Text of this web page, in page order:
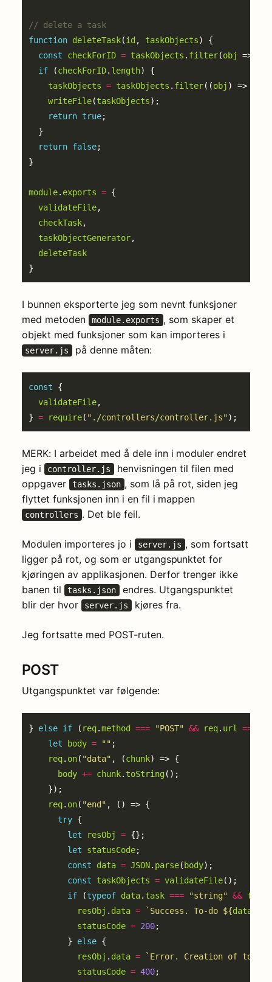
function deleteTask(id, taskObjects
const
checkForID = taskObjects . filter(obj =>
if (checkForID. length
taskObjects = taskObjects . filter((obj ) =>
writeFile(taskObjects
return true
return false
module. exports =
validateFile
checkTask
taskObjectGenerator
deleteTask
I bunnen eksporterte jeg som nevnt funksjoner
med metoden
module.exports , som skaper et
objekt med funksjoner som kan importeres i
server.js på denne måten:
const
validateFile
} = require( "./controllers/controller.js"
MERK: I arbeidet med å dele inn i moduler endret
jeg i
controller.js henvisningen til filen med
oppgaver
tasks.json , som lå på rot, siden jeg
flyttet funksjonen inn i en fil i mappen
controllers . Det ble feil.
Modulen importeres jo i server.js , som fortsatt
ligger på rot, og som er utgangspunktet for
kjøringen av applikasjonen. Derfor trenger ikke
banen til
tasks.json endres. Utgangspunktet
blir der hvor
server.js kjøres fra.
Jeg fortsatte med POST-ruten.
POST
Utgangspunktet var følgende:
} else if ( req.method === "POST" && req. url ===
let
body = ""
req. on( "data" , (chunk
body += chunk. toString
req. on( "end"
try
let
resObj =
let
statusCode
const
data = JSON. parse( body
const
taskObjects = validateFile
if (typeof data. task === "string" &&
resObj . data = `Success. To-do ${data
statusCode = 200
        }
else
resObj . data = `Error. Creation of to-do
statusCode = 400